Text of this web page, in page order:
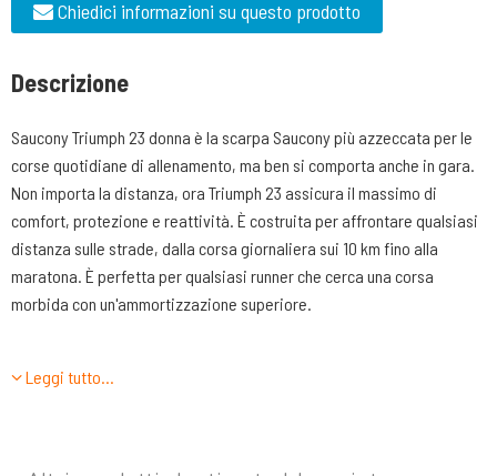
Chiedici informazioni su questo prodotto
Descrizione
Saucony Triumph 23 donna è la scarpa Saucony più azzeccata per le
corse quotidiane di allenamento, ma ben si comporta anche in gara.
Non importa la distanza, ora Triumph 23 assicura il massimo di
comfort, protezione e reattività. È costruita per affrontare qualsiasi
distanza sulle strade, dalla corsa giornaliera sui 10 km fino alla
maratona. È perfetta per qualsiasi runner che cerca una corsa
morbida con un'ammortizzazione superiore.
-TOMAIA: realizzata in mesh riciclato senza cuciture per assicurare al
lacci e le stringhe piatte assicurano un’allacciatura precisa e sicura.
Leggi tutto…